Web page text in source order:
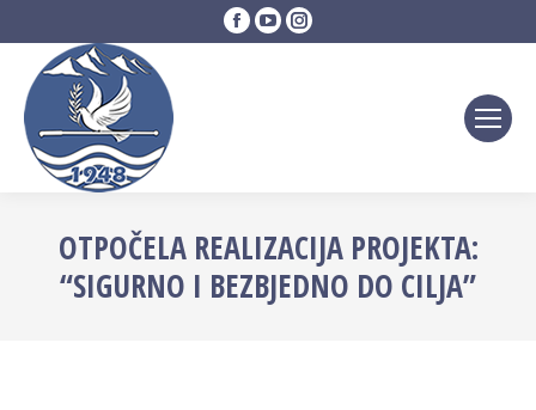
Facebook
page
YouTube
page
Instagram
page
OTPOČELA REALIZACIJA PROJEKTA:
“SIGURNO I BEZBJEDNO DO CILJA”